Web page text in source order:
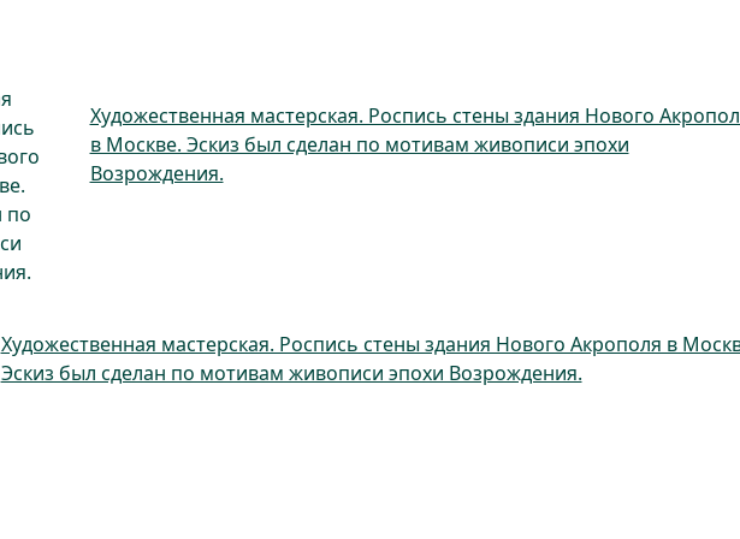
Художественная мастерская. Роспись стены здания Нового
в Москве. Эскиз был сделан по мотивам живописи эпохи
Возрождения.
Художественная мастерская. Роспись стены здания Нового Акрополя в
Эскиз был сделан по мотивам живописи эпохи Возрождения.